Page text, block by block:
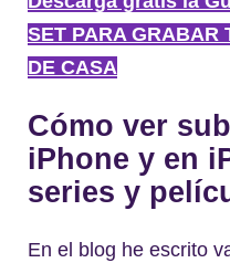
SET PARA GRABAR
DE CASA
Cómo ver
iPhone y en
series y
En el blog he escrito